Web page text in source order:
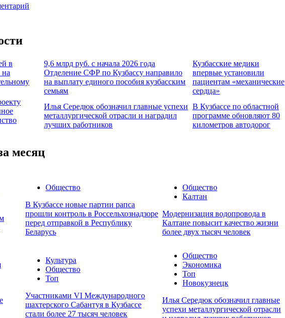
в
на
9,6 млрд руб. с начала 2026 года
Отделение СФР по Кузбассу направило
на выплату единого пособия кузбасским
семьям
Кузбасские медики
впервые установили
пациентам «механические
сердца»
Илья Середюк обозначил главные успехи
металлургической отрасли и наградил
лучших работников
В Кузбассе по областной
программе обновляют 80
километров автодорог
месяц
Общество
В Кузбассе новые партии рапса
прошли контроль в Россельхознадзоре
перед отправкой в Республику
Беларусь
Общество
Калтан
Модернизация водопровода в
Калтане повысит качество жизни
более двух тысяч человек
Культура
Общество
Топ
Участниками VI Международного
шахтерского Сабантуя в Кузбассе
стали более 27 тысяч человек
Общество
Экономика
Топ
Новокузнецк
Илья Середюк обозначил главные
успехи металлургической отрасли